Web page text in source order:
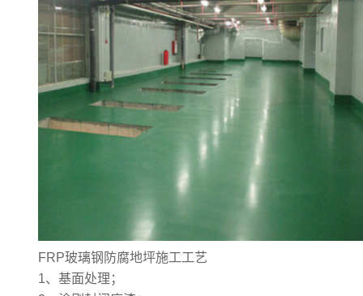
FRP玻璃钢防腐地坪施工工艺
1、基面处理；